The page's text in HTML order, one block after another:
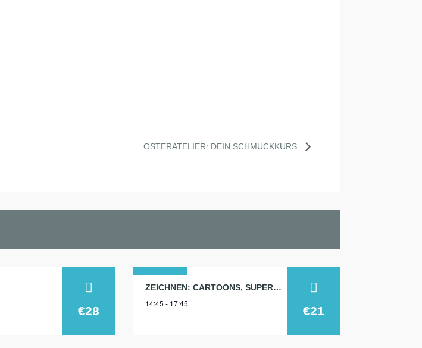
OSTERATELIER: DEIN SCHMUCKKURS
€28
18
juni
ZEICHNEN: CARTOONS, SUPERHELDEN, TIERE…
14:45 - 17:45
€21